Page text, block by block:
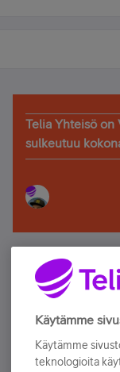
Telia Yhteisö on
sulkeutuu
Älä jää
Tilaa Telian
sähköpostiisi.
Käytämme
Käytämme
teknologioita